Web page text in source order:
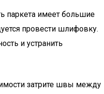
паркета имеет большие
провести шлифовку.
и устранить
затрите швы между